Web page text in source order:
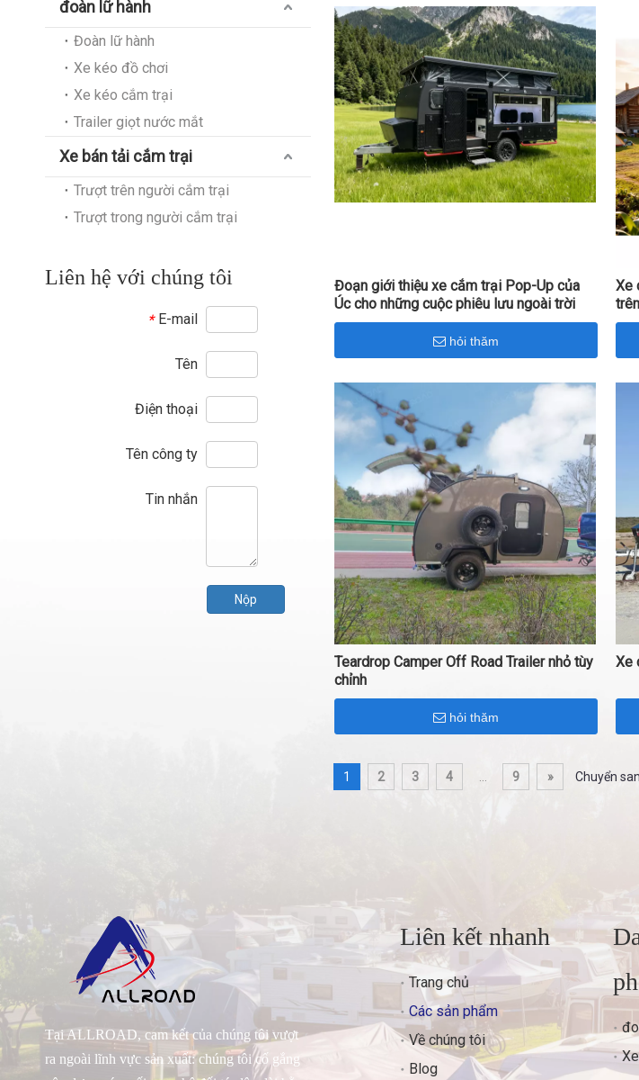
đoàn lữ hành
Đoàn lữ hành
Xe kéo đồ chơi
Xe kéo cắm trại
Trailer giọt nước mắt
Xe bán tải cắm trại
Trượt trên người cắm trại
Trượt trong người cắm trại
Liên hệ với chúng tôi
* E-mail
Tên
Điện thoại
Tên công ty
Tin nhắn
Nộp
Đoạn giới thiệu xe cắm trại Pop-Up của
Úc cho những cuộc phiêu lưu ngoài trời
hỏi thăm
Xe
Teardrop Camper Off Road Trailer nhỏ tùy
chỉnh
hỏi thăm
Xe
1 2 3 4 9 » Chuyển
Tại ALLROAD, cam kết của chúng tôi vượt
ra ngoài lĩnh vực sản xuất: chúng tôi cố gắng
Liên kết nhanh
Trang chủ
Các sản phẩm
Về chúng tôi
Blog